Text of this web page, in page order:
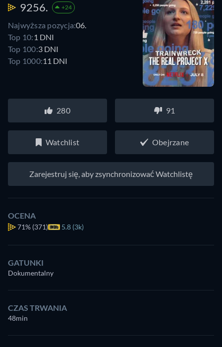
9256. +24
Najwyższa pozycja:06.
Top 10: 1 DNI
Top 100:3 DNI
Top 1000:11 DNI
280 91
Watchlist Obejrzane
Zarejestruj się, aby zsynchronizować Watchlistę
OCENA
71% (371) 5.8 (3k)
GATUNKI
Dokumentalny
CZAS TRWANIA
48min